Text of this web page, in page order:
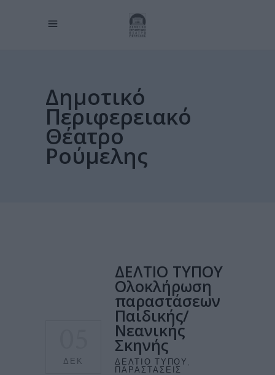
Δημοτικό
Περιφερειακό
Θέατρο
Ρούμελης
ΔΕΚ
ΔΕΛΤΙΟ ΤΥΠΟΥ
Ολοκλήρωση
παραστάσεων
Παιδικής/
Νεανικής
Σκηνής
ΔΕΛΤΊΟ ΤΎΠΟΥ
ΠΑΡΑΣΤΆΣΕΙΣ